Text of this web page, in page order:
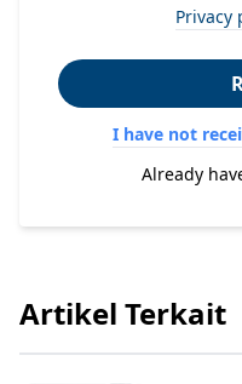
Privacy
I have not
Already
Artikel Terkait